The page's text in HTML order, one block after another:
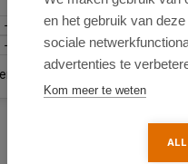
en het gebruik van
sociale
advertenties te
Kom meer te weten